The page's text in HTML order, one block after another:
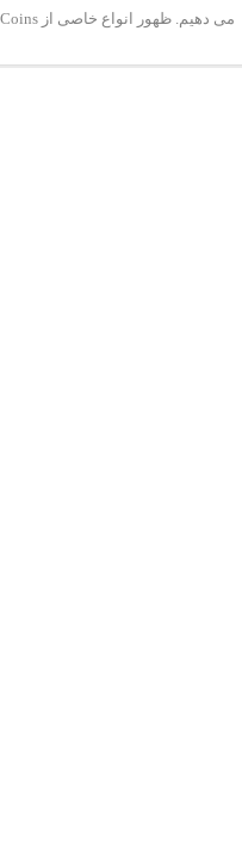
می دهیم. ظهور انواع خاصی از AltsCoins در بازار س والات زیادی...